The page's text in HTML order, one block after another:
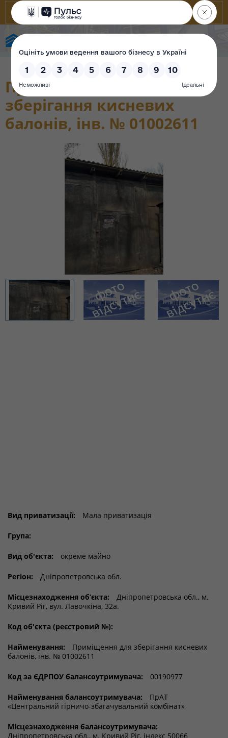
Приміщення для
зберігання кисневих
балонів, інв. № 01002611
Вид приватизації: Мала приватизація
Група:
Вид об'єкта: окреме майно
Регіон: Дніпропетровська обл.
Місцезнаходження об’єкта:
Дніпропетровська обл., м.
Кривий Ріг, вул. Лавочкіна, 32а.
Код об'єкта (реєстровий №):
Найменування:
Приміщення для зберігання кисневих
балонів, інв. № 01002611
Код за ЄДРПОУ балансоутримувача: 00190977
Найменування балансоутримувача:
ПрАТ
«Центральний гірничо-збагачувальний комбінат»
Місцезнаходження балансоутримувача:
Дніпропетровська обл., м. Кривий Ріг, індекс 50066